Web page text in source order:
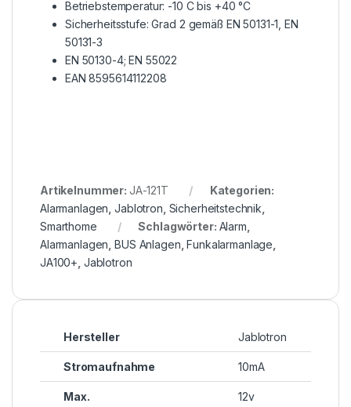
Betriebstemperatur: -10 C bis +40 °C
Sicherheitsstufe: Grad 2 gemäß EN 50131-1, EN
50131-3
EN 50130-4; EN 55022
EAN 8595614112208
Artikelnummer: JA-121T
Kategorien:
Alarmanlagen ,Jablotron Sicherheitstechnik
Smarthome
Schlagwörter: Alarm
Alarmanlagen ,BUS Anlagen ,Funkalarmanlage
JA100+ Jablotron
Hersteller Jablotron
Stromaufnahme 10mA
Max.
12v